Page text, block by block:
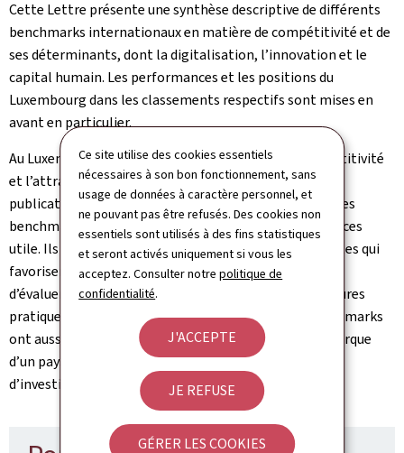
Ce site utilise des cookies essentiels
nécessaires à son bon fonctionnement, sans
usage de données à caractère personnel, et
ne pouvant pas être refusés. Des cookies non
essentiels sont utilisés à des fins statistiques
et seront activés uniquement si vous les
acceptez. Consulter notrepolitique de
confidentialité.
J'ACCEPTE
JE REFUSE
GÉRER LES COOKIES
Cette Lettre présente une synthèse descriptive de différents
benchmarks internationaux en matière de compétitivité et de
ses déterminants, dont la digitalisation, l’innovation et le
capital humain. Les performances et les positions du
Luxembourg dans les classements respectifs sont mises en
avant en particulier.
Au Luxembourg comme ailleurs, le débat sur la compétitivité
et l’attractivité est régulièrement relancé lors de la
publication de classements internationaux des pays. Ces
benchmarks constituent un étalonnage de performances
utile. Ils sont des outils de communication remarquables qui
favorisent le débat public et permettent aux autorités
d’évaluer leurs politiques en les comparant aux meilleures
pratiques. En raison de leur écho médiatique, les benchmarks
ont aussi un impact non négligeable sur l’image de marque
d’un pays et peuvent ainsi influencer la perception
d’investisseurs potentiels.